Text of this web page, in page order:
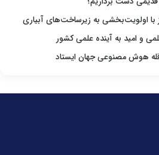
با اولویت‌بخشی به زیرساخت‌های آبیاری
و امید به آینده علمی کشور
هوش مصنوعی جهان ایستاد